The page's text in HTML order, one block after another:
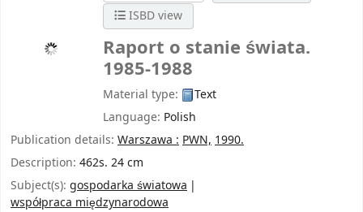
ISBD view
Raport o stanie świata.
1985-1988
Material type:
Text
Language: Polish
Publication details: Warszawa : PWN, 1990.
Description: 462s. 24 cm
Subject(s): gospodarka światowa
współpraca międzynarodowa